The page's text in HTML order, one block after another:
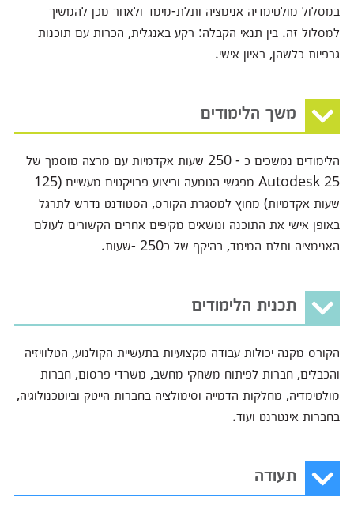
במסלול מולטימדיה אנימציה ותלת-מימד ולאחר מכן להמשיך
למסלול זה. בין תנאי הקבלה: רקע באנגלית, הכרות עם תוכנות
גרפיות כלשהן, ראיון אישי.
משך הלימודים
הלימודים נמשכים כ - 250 שעות אקדמיות עם מרצה מוסמך של
Autodesk 25 מפגשי הטמעה וביצוע פרויקטים מעשיים (125
שעות אקדמיות) מחוץ למסגרת הקורס, הסטודנט נדרש לתרגל
באופן אישי את התוכנה ונושאים מקיפים אחרים הקשורים לעולם
האנימציה ותלת המימד, בהיקף של כ250 -שעות.
תכנית הלימודים
הקורס מקנה יכולות עבודה מקצועיות בתעשיית הקולנוע, הטלוויזיה
והכבלים, חברות לפיתוח משחקי מחשב, משרדי פרסום, חברות
מולטימדיה, מחלקות הדמייה וסימולציה בחברות הייטק וביוטכנולוגיה,
בחברות אינטרנט ועוד.
תעודה